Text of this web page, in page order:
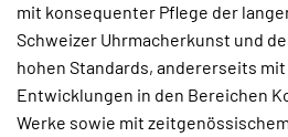
mit konsequenter Pflege der
Schweizer Uhrmacherkunst und
hohen Standards, andererseits
Entwicklungen in den Bereichen
Werke sowie mit